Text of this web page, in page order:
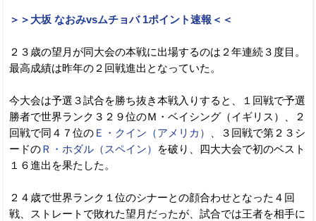
＞＞大坂 なおみvsムチョバ 1ポイント速報＜＜
２３歳の望月が同大会の本戦に出場するのは２年連続３度目。
最高成績は昨年の２回戦進出となっていた。
今大会は予選３試合を勝ち抜き本戦入りすると、１回戦で予選
勝者で世界ランク３２９位のＭ・ベイシング（イギリス）、２
回戦で同４７位の Ｅ・クイン（アメリカ）
、３回戦で第２３シ
ードのＲ・ホダル（スペイン）
を破り、四大大会で初のベスト
１６進出を果たした。
２４歳で世界ランク１位のシナーとの顔合わせとなった４回
戦、ストレートで敗れた望月だったが、試合では王者を相手に